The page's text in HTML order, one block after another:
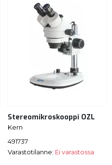
Stereomikroskooppi OZL
Kern
491737
Varastotilanne: Ei varastossa